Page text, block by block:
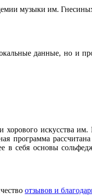
музыки им.
данные, но и
искусства
программа
себя основы
отзывов и